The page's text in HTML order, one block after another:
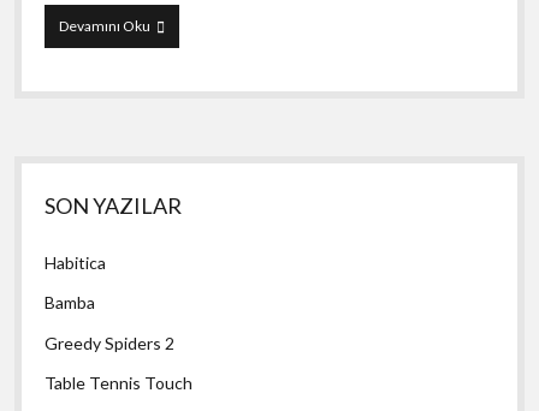
Devamını OkuBombcats
Yan
Menü
SON YAZILAR
Habitica
Bamba
Greedy Spiders 2
Table Tennis Touch